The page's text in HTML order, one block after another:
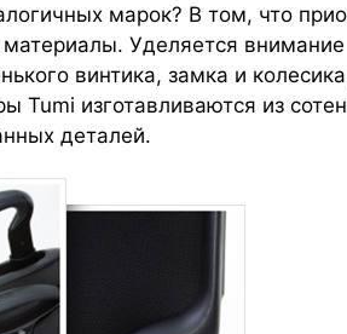
марок? В том, что
Уделяется внимание
винтика, замка и
Tumi изготавливаются из сотен
деталей.